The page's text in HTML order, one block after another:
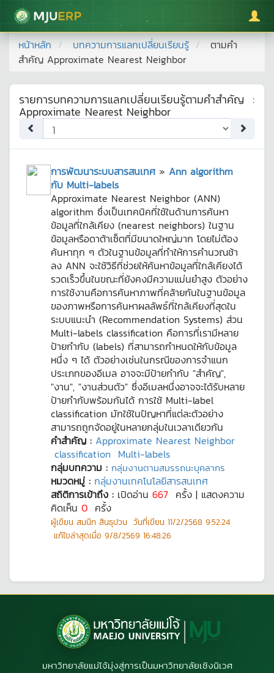
มหาวิทยาลัยแม่โจ้
หน้าหลัก บทความการแลกเปลี่ยนเรียนรู้
ตามคำ
สำคัญ Approximate Nearest Neighbor
รายการบทความการแลกเปลี่ยนเรียนรู้ตามคำสำคัญ :
Approximate Nearest Neighbor
การพัฒนาระบบสารสนเทศ » Ann algorithm
กับ Multi-labels
Approximate Nearest Neighbor (ANN)
algorithm ซึ่งเป็นเทคนิคที่ใช้ในด้านการค้นหา
ข้อมูลที่ใกล้เคียง (nearest neighbors) ในฐาน
ข้อมูลหรือดาต้าเซ็ตที่มีขนาดใหญ่มาก โดยไม่ต้อง
ค้นหาทุก ๆ ตัวในฐานข้อมูลที่ทำให้การคำนวณช้า
ลง ANN จะใช้วิธีที่ช่วยให้ค้นหาข้อมูลที่ใกล้เคียงได้
รวดเร็วขึ้นในขณะที่ยังคงมีความแม่นยำสูง ตัวอย่าง
การใช้งานคือการค้นหาภาพที่คล้ายกันในฐานข้อมูล
ของภาพหรือการค้นหาผลลัพธ์ที่ใกล้เคียงที่สุดใน
ระบบแนะนำ (Recommendation Systems) ส่วน
Multi-labels classification คือการที่เรามีหลาย
ป้ายกำกับ (labels) ที่สามารถกำหนดให้กับข้อมูล
หนึ่ง ๆ ได้ ตัวอย่างเช่นในกรณีของการจำแนก
ประเภทของอีเมล อาจจะมีป้ายกำกับ "สำคัญ",
"งาน", "งานส่วนตัว" ซึ่งอีเมลหนึ่งอาจจะได้รับหลาย
ป้ายกำกับพร้อมกันได้ การใช้ Multi-label
classification มักใช้ในปัญหาที่แต่ละตัวอย่าง
สามารถถูกจัดอยู่ในหลายกลุ่มในเวลาเดียวกัน
คำสำคัญ : Approximate Nearest Neighbor
classification Multi-labels
กลุ่มบทความ : กลุ่มงานตามสมรรถนะบุคลากร
หมวดหมู่ : กลุ่มงานเทคโนโลยีสารสนเทศ
สถิติการเข้าถึง : เปิดอ่าน 667 ครั้ง | แสดงความ
คิดเห็น 0 ครั้ง
ผู้เขียน สมนึก สินธุปวน วันที่เขียน 11/2/2568 9:52:24
แก้ไขล่าสุดเมื่อ 9/8/2569 16:48:26
มหาวิทยาลัยแม่โจ้มุ่งสู่การเป็นมหาวิทยาลัยเชิงนิเวศ